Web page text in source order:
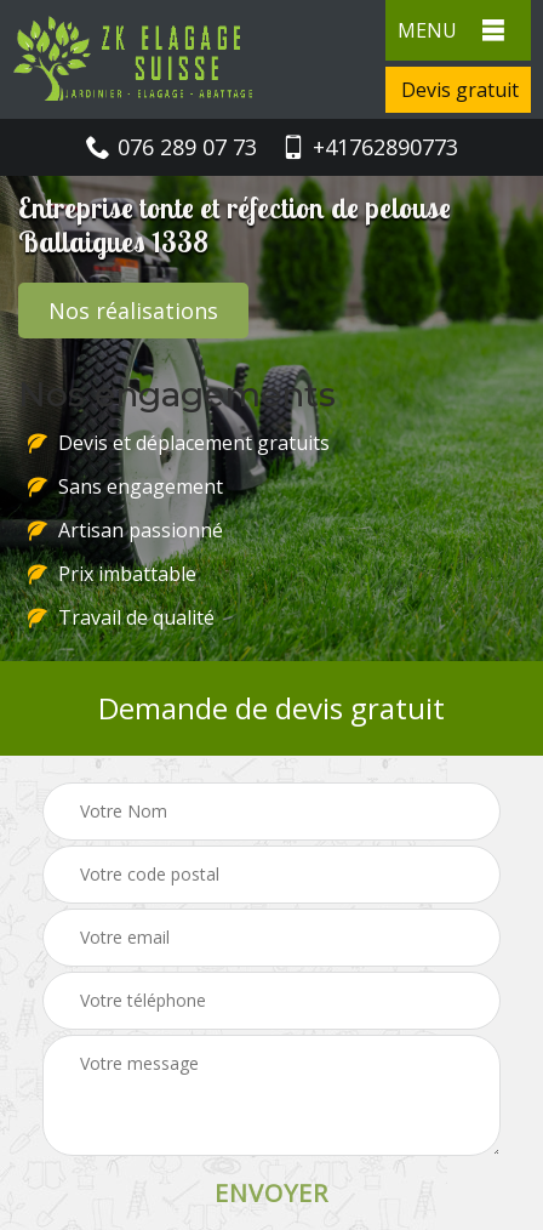
MENU
Devis gratuit
076 289 07 73 +41762890773
Entreprise tonte et réfection de pelouse
Ballaigues 1338
Nos réalisations
Nos engagements
Devis et déplacement gratuits
Sans engagement
Artisan passionné
Prix imbattable
Travail de qualité
Demande de devis gratuit